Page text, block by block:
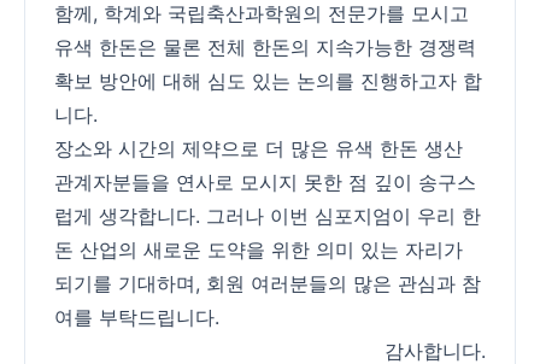
함께, 학계와 국립축산과학원의 전문가를 모시고
유색 한돈은 물론 전체 한돈의 지속가능한 경쟁력
확보 방안에 대해 심도 있는 논의를 진행하고자 합
니다.
장소와 시간의 제약으로 더 많은 유색 한돈 생산
관계자분들을 연사로 모시지 못한 점 깊이 송구스
럽게 생각합니다. 그러나 이번 심포지엄이 우리 한
돈 산업의 새로운 도약을 위한 의미 있는 자리가
되기를 기대하며, 회원 여러분들의 많은 관심과 참
여를 부탁드립니다.
감사합니다.